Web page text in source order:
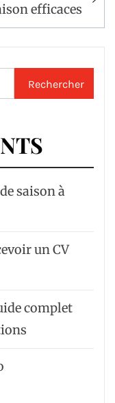
efficaces
saison à
un CV
complet